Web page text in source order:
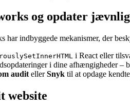
og opdater
har indbyggede mekanismer, der
i React eller
i dine afhængigheder –
audit ellerSnyk til at opdage
website